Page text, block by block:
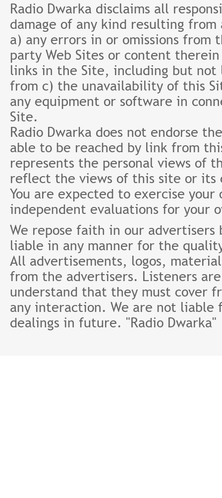
Radio Dwarka disclaims all
damage of any kind resulting
a) any errors in or omissions
party Web Sites or content
links in the Site, including but
from c) the unavailability of this
any equipment or software in
Site.
Radio Dwarka does not endorse
able to be reached by link from
represents the personal views of
reflect the views of this site or its
You are expected to exercise
independent evaluations for your
We repose faith in our
liable in any manner for the
All advertisements, logos,
from the advertisers. Listeners
understand that they must cover
any interaction. We are not
dealings in future. "Radio Dwarka"